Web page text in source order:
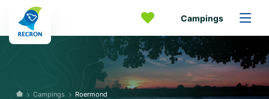
Campings
Campings Roermond